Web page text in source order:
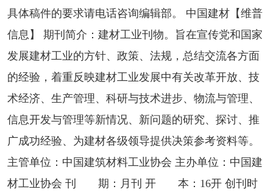
具体稿件的要求请电话咨询编辑部。 中国建材【维普
信息】 期刊简介：建材工业刊物。旨在宣传党和国家
发展建材工业的方针、政策、法规，总结交流各方面
的经验，着重反映建材工业发展中有关改革开放、技
术经济、生产管理、科研与技术进步、物流与管理、
信息开发与管理等新情况、新问题的研究、探讨、推
广成功经验、为建材各级领导提供决策参考资料等。
主管单位：中国建筑材料工业协会 主办单位：中国建
材工业协会 刊 期：月刊 开 本：16开 创刊时